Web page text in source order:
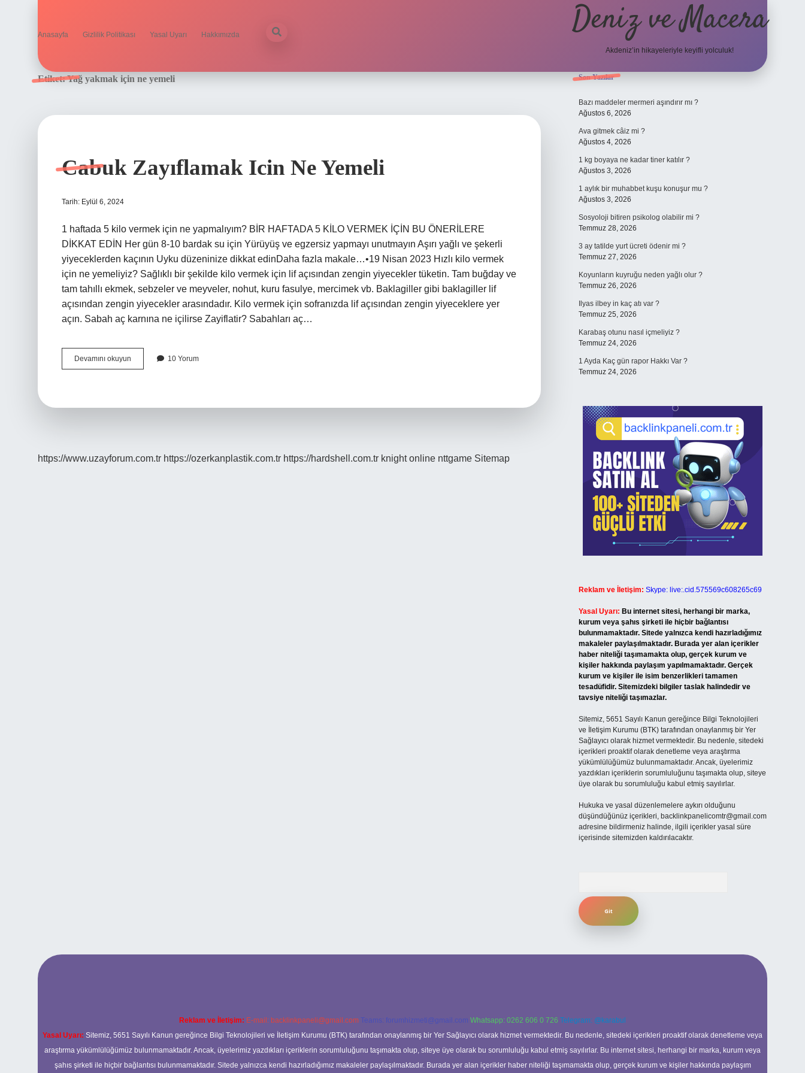
Anasayfa Gizlilik Politikası Yasal Uyarı Hakkımızda Deniz ve Macera
Akdeniz’in hikayeleriyle keyifli yolculuk!
Etiket:Yağ yakmak için ne yemeli
Cabuk Zayıflamak Icin Ne Yemeli
Tarih: Eylül 6, 2024
1 haftada 5 kilo vermek için ne yapmalıyım? BİR HAFTADA 5 KİLO VERMEK İÇİN BU ÖNERİLERE
DİKKAT EDİN Her gün 8-10 bardak su için Yürüyüş ve egzersiz yapmayı unutmayın Aşırı yağlı ve şekerli
yiyeceklerden kaçının Uyku düzeninize dikkat edinDaha fazla makale…•19 Nisan 2023 Hızlı kilo vermek
için ne yemeliyiz? Sağlıklı bir şekilde kilo vermek için lif açısından zengin yiyecekler tüketin. Tam buğday ve
tam tahıllı ekmek, sebzeler ve meyveler, nohut, kuru fasulye, mercimek vb. Baklagiller gibi baklagiller lif
açısından zengin yiyecekler arasındadır. Kilo vermek için sofranızda lif açısından zengin yiyeceklere yer
açın. Sabah aç karnına ne içilirse Zayiflatir? Sabahları aç…
Devamını okuyun
Zayıflamak
10 Yorum
https://www.uzayforum.com.tr https://ozerkanplastik.com.tr https://hardshell.com.tr knight online nttgame Sitemap
Sidebar
Son Yazılar
Bazı maddeler mermeri aşındırır mı ?
Ağustos 6, 2026
Ava gitmek câiz mi ?
Ağustos 4, 2026
1 kg boyaya ne kadar tiner katılır ?
Ağustos 3, 2026
1 aylık bir muhabbet kuşu konuşur mu ?
Ağustos 3, 2026
Sosyoloji bitiren psikolog olabilir mi ?
Temmuz 28, 2026
3 ay tatilde yurt ücreti ödenir mi ?
Temmuz 27, 2026
Koyunların kuyruğu neden yağlı olur ?
Temmuz 26, 2026
Ilyas ilbey in kaç atı var ?
Temmuz 25, 2026
Karabaş otunu nasıl içmeliyiz ?
Temmuz 24, 2026
1 Ayda Kaç gün rapor Hakkı Var ?
Temmuz 24, 2026
Reklam ve İletişim: Skype: live:.cid.575569c608265c69
Yasal Uyarı: Bu internet sitesi, herhangi bir marka,
kurum veya şahıs şirketi ile hiçbir bağlantısı
bulunmamaktadır. Sitede yalnızca kendi hazırladığımız
makaleler paylaşılmaktadır. Burada yer alan içerikler
haber niteliği taşımamakta olup, gerçek kurum ve
kişiler hakkında paylaşım yapılmamaktadır. Gerçek
kurum ve kişiler ile isim benzerlikleri tamamen
tesadüfidir. Sitemizdeki bilgiler taslak halindedir ve
tavsiye niteliği taşımazlar.
Sitemiz, 5651 Sayılı Kanun gereğince Bilgi Teknolojileri
ve İletişim Kurumu (BTK) tarafından onaylanmış bir Yer
Sağlayıcı olarak hizmet vermektedir. Bu nedenle, sitedeki
içerikleri proaktif olarak denetleme veya araştırma
yükümlülüğümüz bulunmamaktadır. Ancak, üyelerimiz
yazdıkları içeriklerin sorumluluğunu taşımakta olup, siteye
üye olarak bu sorumluluğu kabul etmiş sayılırlar.
Hukuka ve yasal düzenlemelere aykırı olduğunu
düşündüğünüz içerikleri, backlinkpanelicomtr@gmail.com
adresine bildirmeniz halinde, ilgili içerikler yasal süre
içerisinde sitemizden kaldırılacaktır.
Reklam ve İletişim: E-mail: backlinkpaneli@gmail.com Teams: forumhizmeti@gmail.com Whatsapp: 0262 606 0 726 Telegram: @karabul
Yasal Uyarı: Sitemiz, 5651 Sayılı Kanun gereğince Bilgi Teknolojileri ve İletişim Kurumu (BTK) tarafından onaylanmış bir Yer Sağlayıcı olarak hizmet vermektedir. Bu nedenle, sitedeki içerikleri proaktif olarak denetleme veya
araştırma yükümlülüğümüz bulunmamaktadır. Ancak, üyelerimiz yazdıkları içeriklerin sorumluluğunu taşımakta olup, siteye üye olarak bu sorumluluğu kabul etmiş sayılırlar. Bu internet sitesi, herhangi bir marka, kurum veya
şahıs şirketi ile hiçbir bağlantısı bulunmamaktadır. Sitede yalnızca kendi hazırladığımız makaleler paylaşılmaktadır. Burada yer alan içerikler haber niteliği taşımamakta olup, gerçek kurum ve kişiler hakkında paylaşım